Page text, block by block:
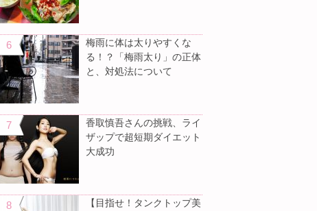
梅雨に体は太りやすくな
る！？「梅雨太り」の正体
と、対処法について
香取慎吾さんの挑戦、ライ
ザップで超短期ダイエット
大成功
【目指せ！タンクトップ美